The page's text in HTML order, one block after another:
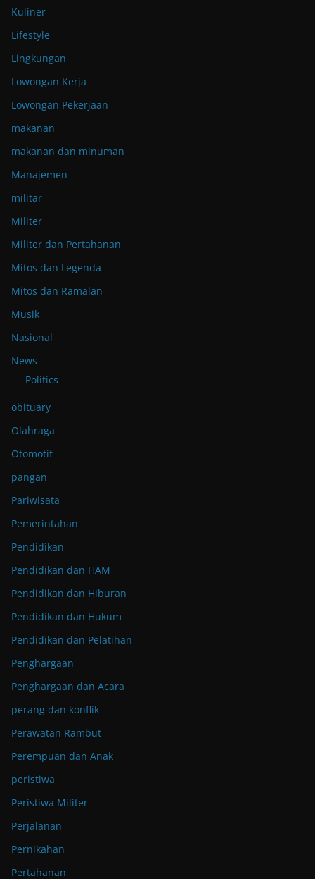
Kuliner
Lifestyle
Lingkungan
Lowongan Kerja
Lowongan Pekerjaan
makanan
makanan dan minuman
Manajemen
militar
Militer
Militer dan Pertahanan
Mitos dan Legenda
Mitos dan Ramalan
Musik
Nasional
News
Politics
obituary
Olahraga
Otomotif
pangan
Pariwisata
Pemerintahan
Pendidikan
Pendidikan dan HAM
Pendidikan dan Hiburan
Pendidikan dan Hukum
Pendidikan dan Pelatihan
Penghargaan
Penghargaan dan Acara
perang dan konflik
Perawatan Rambut
Perempuan dan Anak
peristiwa
Peristiwa Militer
Perjalanan
Pernikahan
Pertahanan